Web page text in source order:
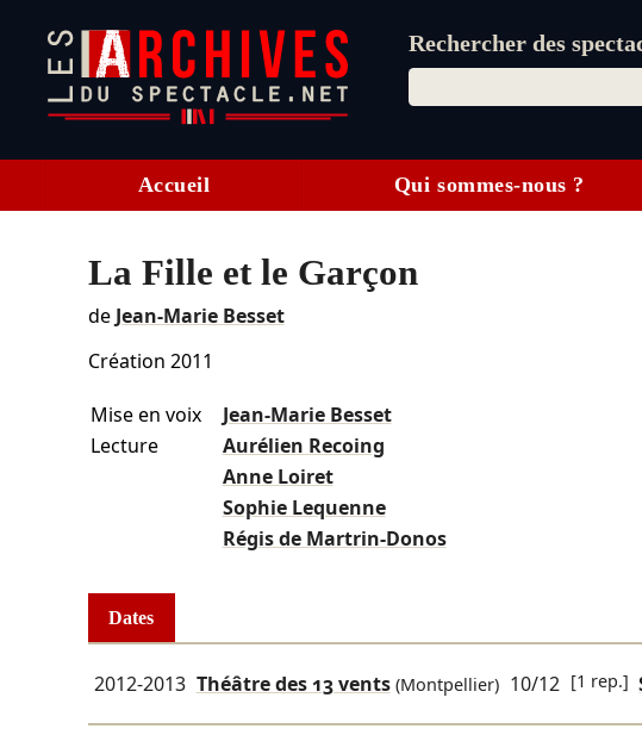
Rechercher des
Accueil Qui sommes-nous ?
La Fille et le Garçon
de Jean-Marie Besset
Création 2011
Mise en voix
Jean-Marie Besset
Lecture
Aurélien Recoing
Anne Loiret
Sophie Lequenne
Régis de Martrin-Donos
Dates
2012-2013 Théâtre des 13 vents(Montpellier) 10/12 [1 rep.]